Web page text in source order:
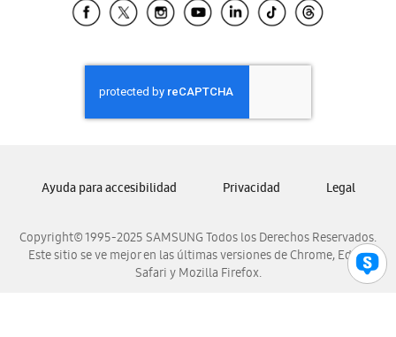
Samsung El Salvador
Samsung Honduras
Samsung Nicaragua
Samsung Panamá
Samsung Venezuela
Copyright© 1995-2025 SAMSUNG Todos los Derechos Reservados.
Este sitio se ve mejor en las últimas versiones de Chrome, Edge,
Safari y Mozilla Firefox.
Ayuda para accesibilidad Privacidad Legal